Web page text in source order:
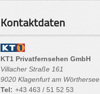
Kontaktdaten
KT1 Privatfernsehen GmbH
Villacher Straße 161
9020 Klagenfurt am Wörthersee
Tel: +43 463 / 51 52 53